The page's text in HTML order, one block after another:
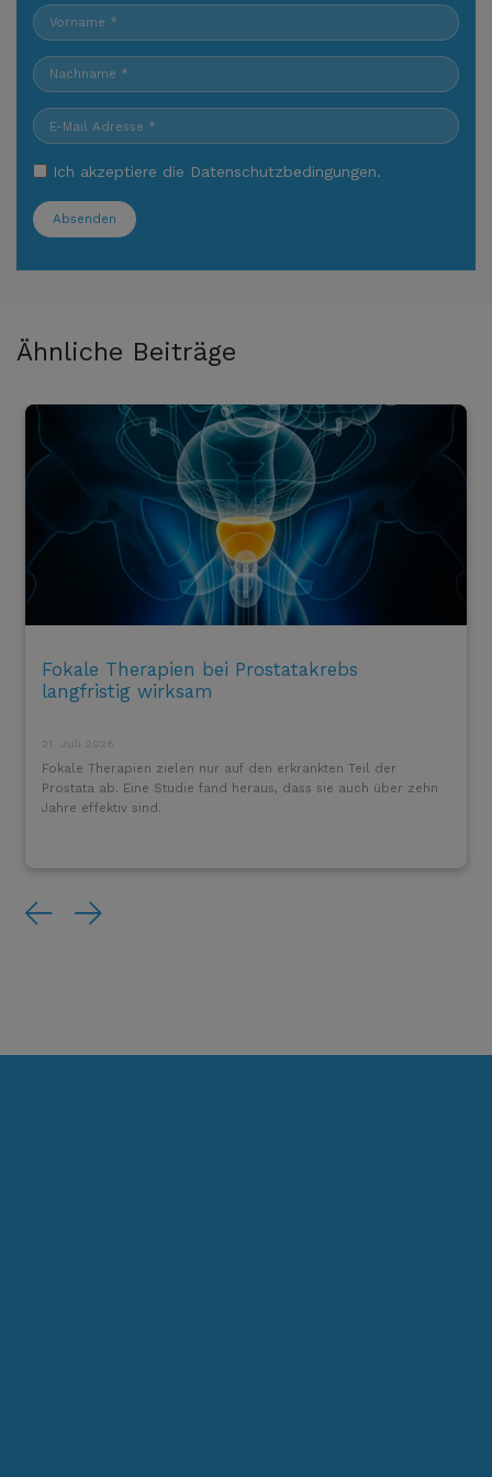
Ich akzeptiere die Datenschutzbedingungen.
Absenden
Ähnliche Beiträge
Fokale Therapien bei Prostatakrebs
langfristig wirksam
21. Juli 2026
Fokale Therapien zielen nur auf den erkrankten Teil der
Prostata ab. Eine Studie fand heraus, dass sie auch über zehn
Jahre effektiv sind.
Previous
Next